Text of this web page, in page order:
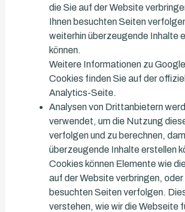
die Sie auf der Website
Ihnen besuchten Seiten
weiterhin überzeugende Inhalte
können.
Weitere Informationen zu
Cookies finden Sie auf der
Analytics-Seite.
Analysen von Drittanbietern
verwendet, um die Nutzung
verfolgen und zu berechnen,
überzeugende Inhalte erstellen
Cookies können Elemente wie
auf der Website verbringen, oder
besuchten Seiten verfolgen.
verstehen, wie wir die Webseite